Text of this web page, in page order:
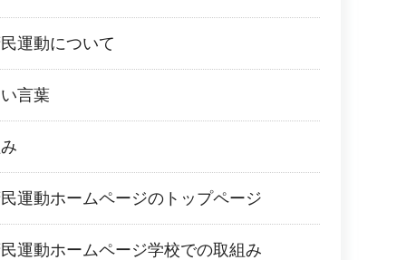
運動について
言葉
運動ホームページのトップページ
運動ホームページ学校での取組み